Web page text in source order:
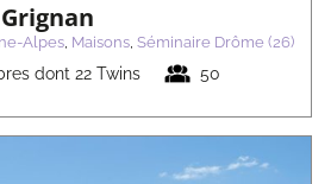
Alpes, Maisons, Séminaire Drôme (26)
dont 22 Twins 50